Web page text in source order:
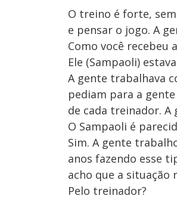
O treino é forte,
e pensar o jogo. A
Como você recebeu
Ele (Sampaoli)
A gente trabalhava
pediam para a
de cada treinador. A
O Sampaoli é
Sim. A gente
anos fazendo esse
acho que a situação
Pelo treinador?